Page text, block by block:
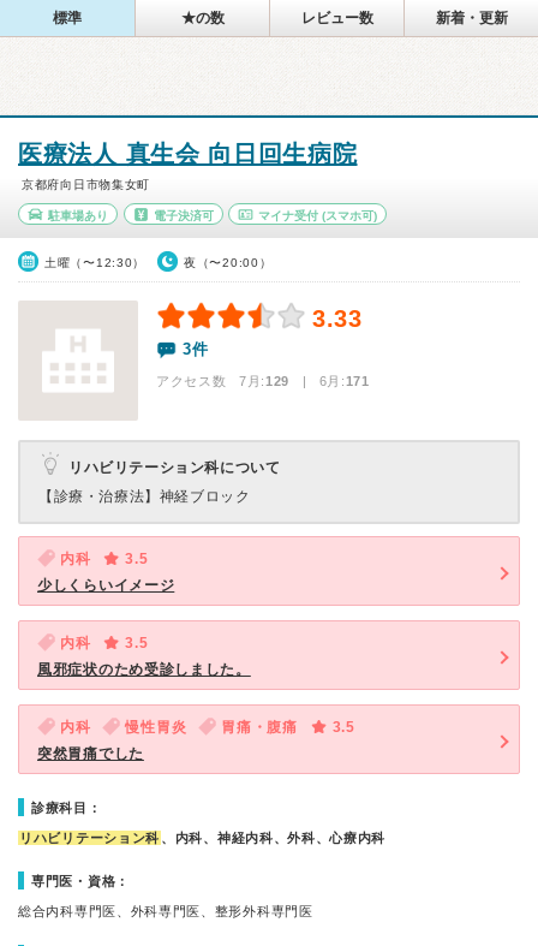
標準 ★の数 レビュー数 新着・更新
医療法人 真生会 向日回生病院
京都府向日市物集女町
駐車場あり 電子決済可 マイナ受付 (スマホ可)
土曜（〜12:30） 夜（〜20:00）
3.33
3件
アクセス数 7月:129 | 6月:171
リハビリテーション科について
【診療・治療法】 神経ブロック
内科
3.5
少しくらいイメージ
内科
3.5
風邪症状のため受診しました。
内科 慢性胃炎 胃痛・腹痛
3.5
突然胃痛でした
診療科目：
リハビリテーション科 、内科、神経内科、外科、心療内科
専門医・資格：
総合内科専門医、外科専門医、整形外科専門医